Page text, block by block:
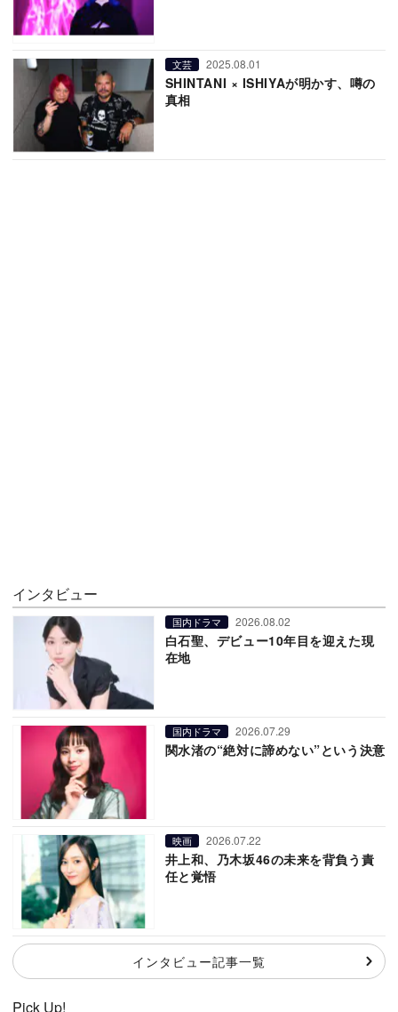
文芸 2025.08.01
SHINTANI × ISHIYAが明かす、噂の
真相
インタビュー
国内ドラマ 2026.08.02
白石聖、デビュー10年目を迎えた現
在地
国内ドラマ 2026.07.29
関水渚の“絶対に諦めない”という決意
映画 2026.07.22
井上和、乃木坂46の未来を背負う責
任と覚悟
インタビュー記事一覧
Pick Up!